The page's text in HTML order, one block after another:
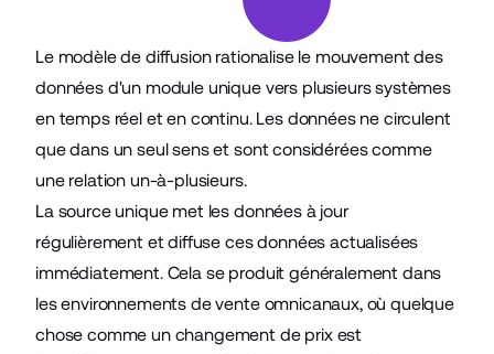
Le modèle de diffusion rationalise le mouvement des
données d'un module unique vers plusieurs systèmes
en temps réel et en continu. Les données ne circulent
que dans un seul sens et sont considérées comme
une relation un-à-plusieurs.
La source unique met les données à jour
régulièrement et diffuse ces données actualisées
immédiatement. Cela se produit généralement dans
les environnements de vente omnicanaux, où quelque
chose comme un changement de prix est